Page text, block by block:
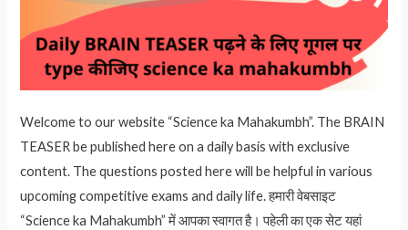
Welcome to our website “Science ka Mahakumbh”. The BRAIN
TEASER be published here on a daily basis with exclusive
content. The questions posted here will be helpful in various
upcoming competitive exams and daily life. हमारी वेबसाइट
“Science ka Mahakumbh” में आपका स्वागत है। पहेली का एक सेट यहां